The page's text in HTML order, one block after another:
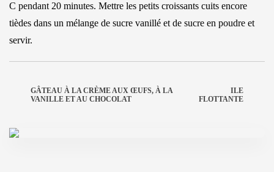
C pendant 20 minutes. Mettre les petits croissants cuits encore
tièdes dans un mélange de sucre vanillé et de sucre en poudre et
servir.
GÂTEAU À LA CRÈME AUX ŒUFS, À LA
VANILLE ET AU CHOCOLAT
ILE
FLOTTANTE